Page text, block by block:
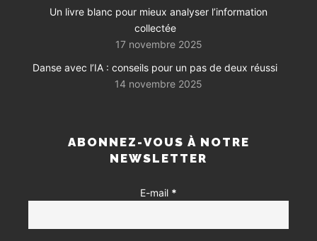
Un livre blanc pour mieux analyser l’information
collectée
17 novembre 2025
Danse avec l’IA : conseils pour un pas de deux réussi
14 novembre 2025
ABONNEZ-VOUS À NOTRE
NEWSLETTER
E-mail *